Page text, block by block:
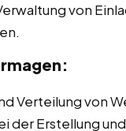
von
Verteilung von
der Erstellung